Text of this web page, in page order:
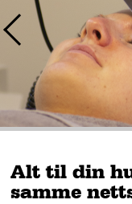
Alt til din
samme